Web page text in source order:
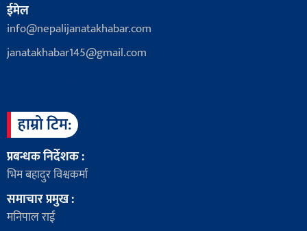
ईमेल
info@nepalijanatakhabar.com
janatakhabar145@gmail.com
हाम्रो टिम:
प्रबन्धक निर्देशक :
भिम बहादुर विश्वकर्मा
समाचार प्रमुख :
मनिपाल राई